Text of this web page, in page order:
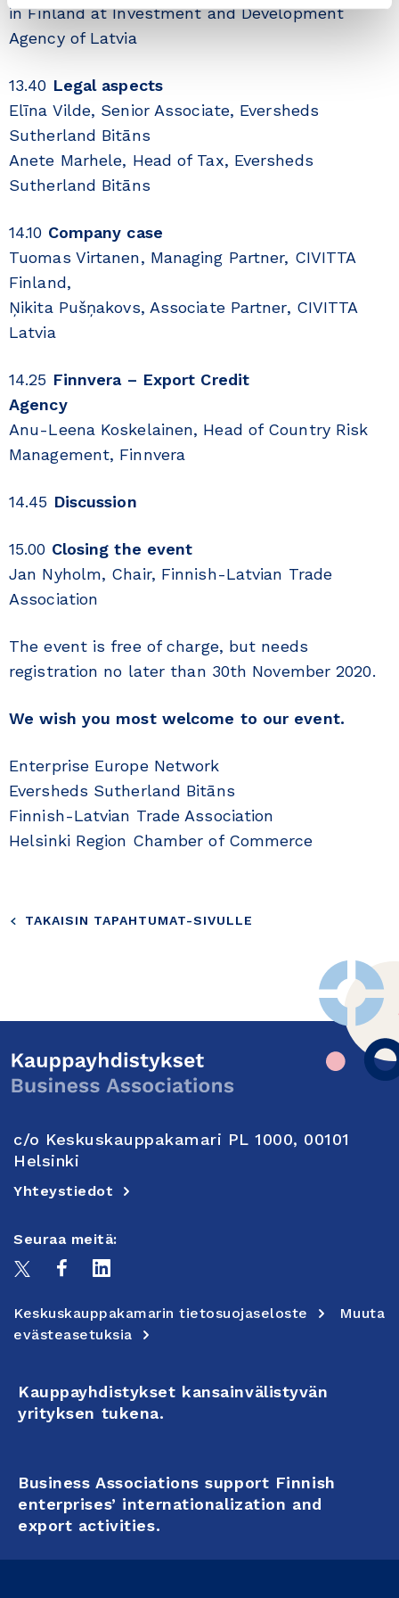
in Finland at Investment and Development
Agency of Latvia
13.40 Legal aspects
Elīna Vilde, Senior Associate, Eversheds
Sutherland Bitāns
Anete Marhele, Head of Tax, Eversheds
Sutherland Bitāns
14.10 Company case
Tuomas Virtanen, Managing Partner, CIVITTA
Finland,
Ņikita Pušņakovs, Associate Partner, CIVITTA
Latvia
14.25 Finnvera – Export Credit
Agency
Anu-Leena Koskelainen, Head of Country Risk
Management, Finnvera
14.45 Discussion
15.00 Closing the event
Jan Nyholm, Chair, Finnish-Latvian Trade
Association
The event is free of charge, but needs
registration no later than 30th November 2020.
We wish you most welcome to our event.
Enterprise Europe Network
Eversheds Sutherland Bitāns
Finnish-Latvian Trade Association
Helsinki Region Chamber of Commerce
TAKAISIN TAPAHTUMAT-SIVULLE
c/o Keskuskauppakamari PL 1000, 00101
Helsinki
Yhteystiedot
Seuraa meitä:
Keskuskauppakamarin tietosuojaseloste
Muuta
evästeasetuksia
Kauppayhdistykset kansainvälistyvän
yrityksen tukena.
Business Associations support Finnish
enterprises’ internationalization and
export activities.